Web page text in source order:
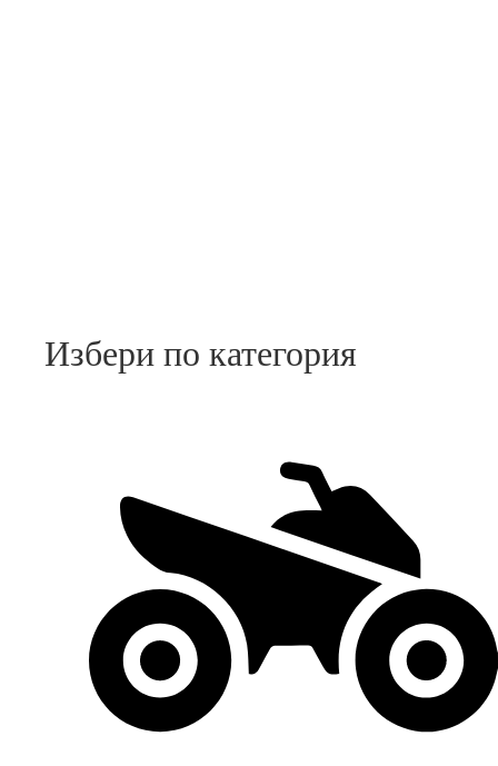
Избери по категория